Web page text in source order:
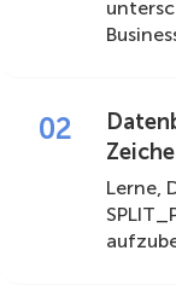
02
Lerne,